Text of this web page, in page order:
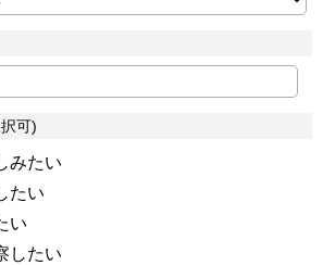
可)
みたい
たい
い
したい